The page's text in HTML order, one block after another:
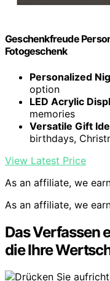
Geschenkfreude
Fotogeschenk
Personalized
option
LED Acrylic
memories
Versatile Gift
birthdays,
View Latest Price
As an affiliate, we
As an affiliate, we
Das Verfassen
die Ihre